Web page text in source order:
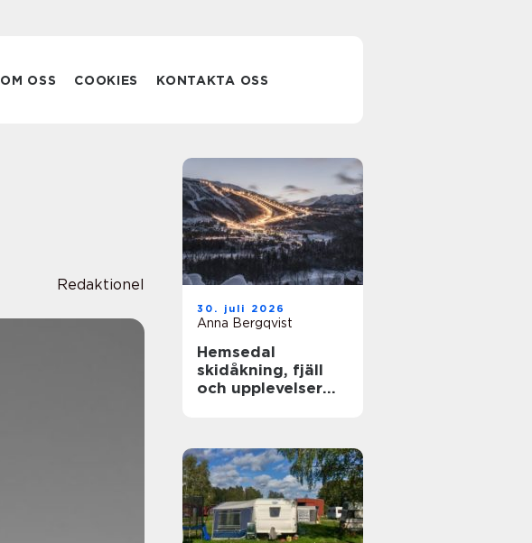
OM OSS COOKIES KONTAKTA OSS
Redaktionel
30. juli 2026
Anna Bergqvist
Hemsedal
skidåkning, fjäll
och upplevelser